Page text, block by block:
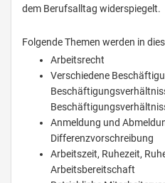
dem Berufsalltag widerspiegelt.
Folgende Themen werden in
Arbeitsrecht
Verschiedene
Anmeldung und
Differenzvorschreibung
Arbeitszeit, Ruhezeit,
Arbeitsbereitschaft